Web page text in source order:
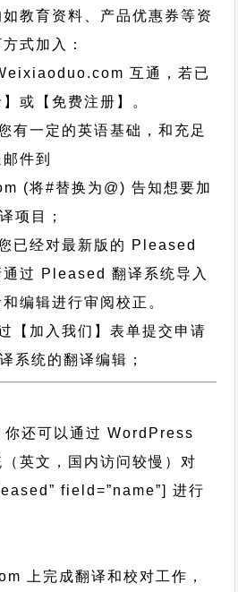
教育资料、产品优惠券等资
式加入：
互通，若已
或【免费注册】。
有一定的英语基础，和充足
件到
(将#替换为@) 告知想要加
项目；
已经对最新版的 Pleased
过 Pleased 翻译系统导入
编辑进行审阅校正。
【加入我们】表单提交申请
系统的翻译编辑；
你还可以通过WordPress
英文，国内访问较慢）对
field=”name”]进行
上完成翻译和校对工作，